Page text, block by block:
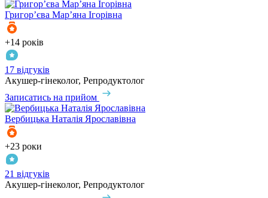
Григор’єва Мар’яна Ігорівна
+14 років
17 відгуків
Акушер-гінеколог, Репродуктолог
Записатись на прийом
Вербицька Наталія Ярославівна
+23 роки
21 відгуків
Акушер-гінеколог, Репродуктолог